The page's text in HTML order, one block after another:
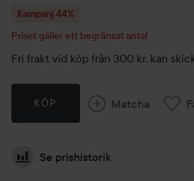
Kampanj 44%
Priset gäller ett begränsat antal
Fri frakt vid köp från 300 kr, kan
KÖP Matcha
Se prishistorik